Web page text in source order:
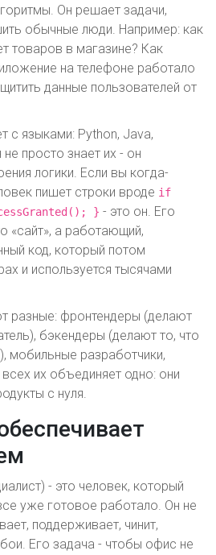
Он решает задачи,
обычные люди. Например: как
товаров в магазине? Как
на телефоне работало
данные пользователей от
с языками: Python, Java,
просто знает их - он
логики. Если вы когда-
пишет строки вроде if
} - это он. Его
«сайт», а работающий,
код, который потом
и используется тысячами
разные: фронтендеры (делают
бэкендеры (делают то, что
мобильные разработчики,
их объединяет одно: они
с нуля.
- это человек, который
уже готовое работало. Он не
поддерживает, чинит,
Его задача - чтобы офис не